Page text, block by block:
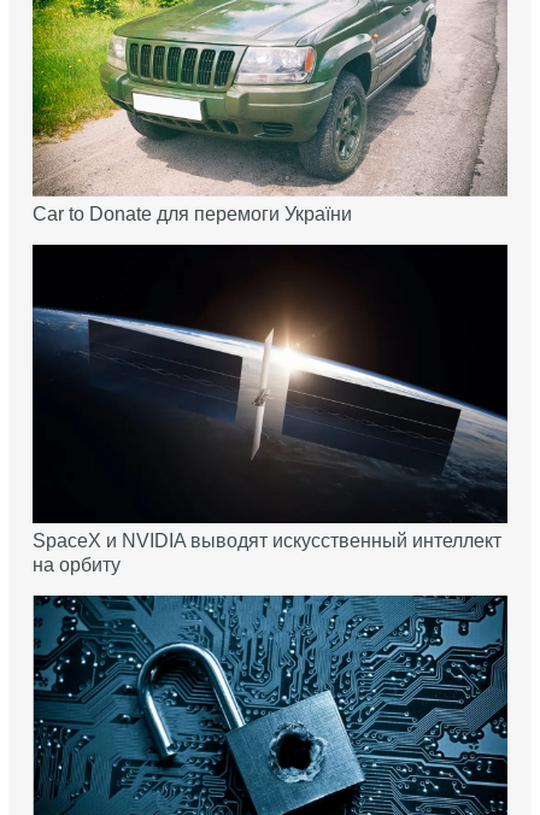
Car to Donate для перемоги України
SpaceX и NVIDIA выводят искусственный интеллект
на орбиту